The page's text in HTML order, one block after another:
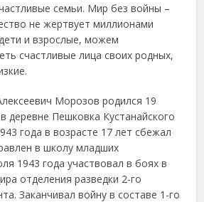
семьи. Мир без войны –
не жертвует миллионами
и взрослые, можем
счастливые лица своих родных,
Морозов родился 19
деревне Пешковка Кустанайского
года в возрасте 17 лет сбежал
в школу младших
1943 года участвовал в боях в
отделения разведки 2-го
Заканчивал войну в составе 1-го